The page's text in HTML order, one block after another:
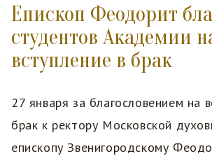
Епископ Феодорит
студентов Академии
вступление в брак
27 января за благословением на
брак к ректору Московской
епископу Звенигородскому